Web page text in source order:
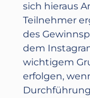
sich hieraus
Teilnehmer
des
dem
wichtigem
erfolgen,